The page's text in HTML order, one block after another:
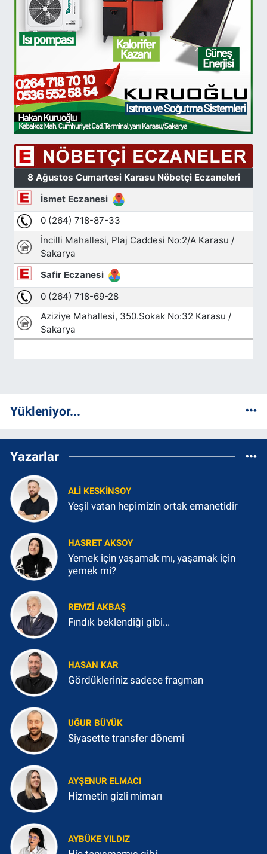
Yükleniyor...
Yazarlar
ALI KESKINSOY
Yeşil vatan hepimizin ortak emanetidir
HASRET AKSOY
Yemek için yaşamak mı, yaşamak için
yemek mi?
REMZI AKBAŞ
Fındık beklendiği gibi...
HASAN KAR
Gördükleriniz sadece fragman
UĞUR BÜYÜK
Siyasette transfer dönemi
AYŞENUR ELMACI
Hizmetin gizli mimarı
AYBÜKE YILDIZ